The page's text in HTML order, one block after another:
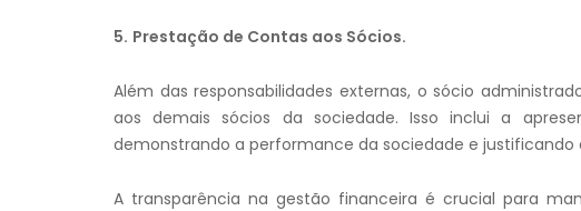
5. Prestação de Contas aos Sócios.
Além das responsabilidades externas, o sócio
aos demais sócios da sociedade. Isso inclui a
demonstrando a performance da sociedade e justificando
A transparência na gestão financeira é crucial para